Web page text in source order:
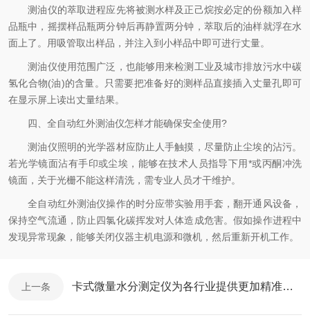
测油仪的萃取进程应先将被测水样及正己烷按必定的份额加入样
品瓶中，摇摆样品瓶两分钟后再静置两分钟，萃取后的油样就浮在水
面上了。用吸管取出样品，并注入到小样品中即可进行丈量。
测油仪使用范围广泛，也能够用来检测工业及城市排放污水中碳
氢化合物(油)的含量。只需要把准备好的测样品直接插入丈量孔即可
在显示屏上读出丈量结果。
四、全自动红外测油仪怎样才能确保安全使用?
测油仪照明的光学器材应防止人手触摸，尽量防止尘埃的沾污。
若光学镜面沾有手印或尘埃，能够在技术人员指导下用*或丙酮冲洗
镜面，关于光栅不能这样清洗，需专业人员才干维护。
全自动红外测油仪操作的时分应带实验用手套，翻开通风设备，
保持空气流通，防止四氯化碳挥发对人体造成危害。假如操作进程中
发现异常现象，能够关闭仪器主机电源和微机，然后重新开机工作。
上一条 卡式微量水分测定仪为各行业提供更加精准高效的水分检测服务